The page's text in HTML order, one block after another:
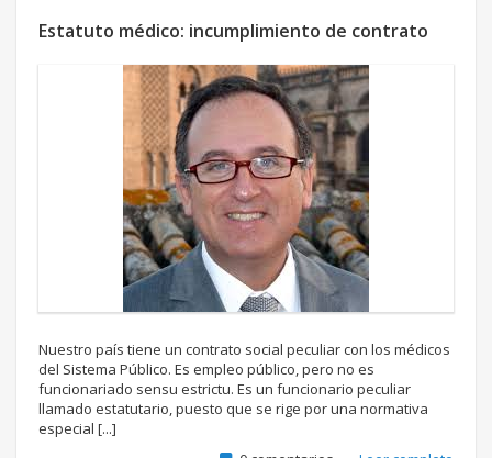
Estatuto médico: incumplimiento de contrato
Nuestro país tiene un contrato social peculiar con los médicos
del Sistema Público. Es empleo público, pero no es
funcionariado sensu estrictu. Es un funcionario peculiar
llamado estatutario, puesto que se rige por una normativa
especial [...]